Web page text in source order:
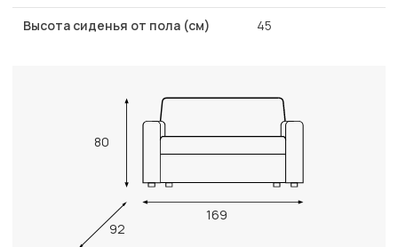
Высота сиденья от пола (см) 45
80
169
92